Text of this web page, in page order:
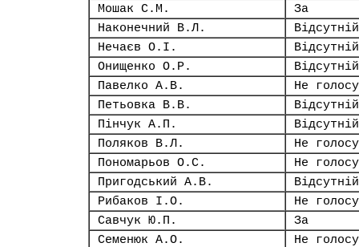
Мошак С.М.
За
Наконечний В.Л.
Відсутній
Нечаєв О.І.
Відсутній
Онищенко О.Р.
Відсутній
Павелко А.В.
Не
Петьовка В.В.
Відсутній
Пінчук А.П.
Відсутній
Поляков В.Л.
Не
Пономарьов О.С.
Не
Пригодський А.В.
Відсутній
Рибаков І.О.
Не
Савчук Ю.П.
За
Семенюк А.О.
Не